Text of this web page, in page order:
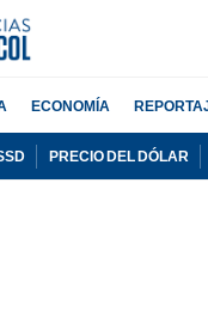
ECONOMÍA
PRECIO DEL DÓLAR